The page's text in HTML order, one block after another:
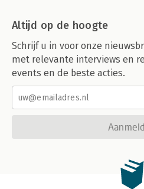
Altijd op de hoogte
Schrijf u in voor onze
met relevante interviews en
events en de beste acties.